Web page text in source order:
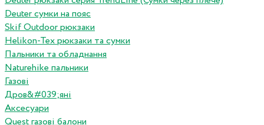
Deuter сумки на пояс
Skif Outdoor рюкзаки
Helikon-Tex рюкзаки та сумки
Пальники та обладнання
Naturehike пальники
Газові
Дров&#039;яні
Аксесуари
Quest газові балони